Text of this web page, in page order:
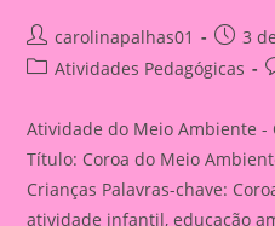
Post
author:
carolinapalhas01
Post3
PostAtividades Pedagógicas
Atividade do Meio Ambiente -
Título: Coroa do Meio
Crianças Palavras-chave:
atividade infantil, educação